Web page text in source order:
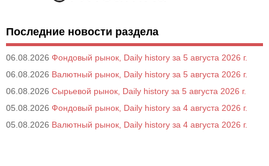
Последние новости раздела
06.08.2026 Фондовый рынок, Daily history за 5 августа 2026 г.
06.08.2026 Валютный рынок, Daily history за 5 августа 2026 г.
06.08.2026 Сырьевой рынок, Daily history за 5 августа 2026 г.
05.08.2026 Фондовый рынок, Daily history за 4 августа 2026 г.
05.08.2026 Валютный рынок, Daily history за 4 августа 2026 г.